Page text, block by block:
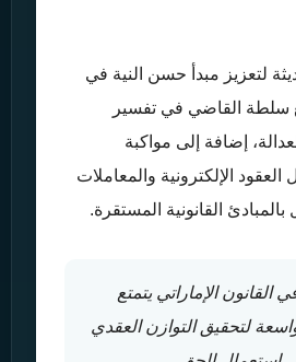
لتعزيز مبدأ حسن النية في
سلطة القاضي في تفسير
إضافة إلى مواكبة
العقود الإلكترونية والمعاملات
بالمبادئ القانونية المستقرة.
القانون الإماراتي يتمتع
لتحقيق التوازن العقدي